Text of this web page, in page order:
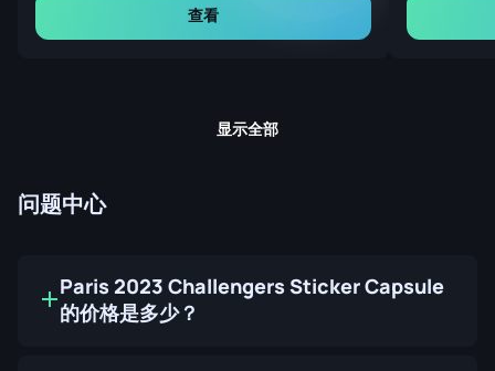
查看
显示全部
问题中心
Paris 2023 Challengers Sticker Capsule
的价格是多少？